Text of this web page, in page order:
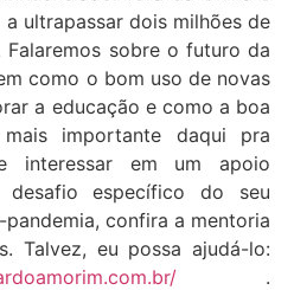
ultrapassar dois milhões de
Falaremos sobre o futuro da
como o bom uso de novas
a educação e como a boa
importante daqui pra
interessar em um apoio
desafio específico do seu
confira a mentoria
Talvez, eu possa ajudá-lo:
.